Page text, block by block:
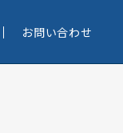
お問い合わせ